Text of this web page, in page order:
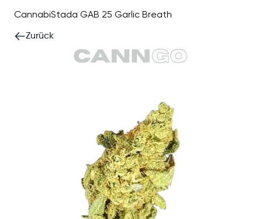
CannabiStada GAB 25 Garlic Breath
Zurück